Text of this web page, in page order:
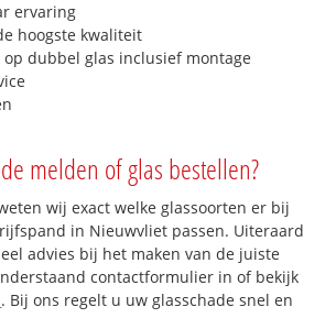
ervaring
hoogste kwaliteit
dubbel glas inclusief montage
melden of glas bestellen?
wij exact welke glassoorten er bij
in Nieuwvliet passen. Uiteraard
advies bij het maken van de juiste
contactformulier in of bekijk
. Bij ons regelt u uw glasschade snel en